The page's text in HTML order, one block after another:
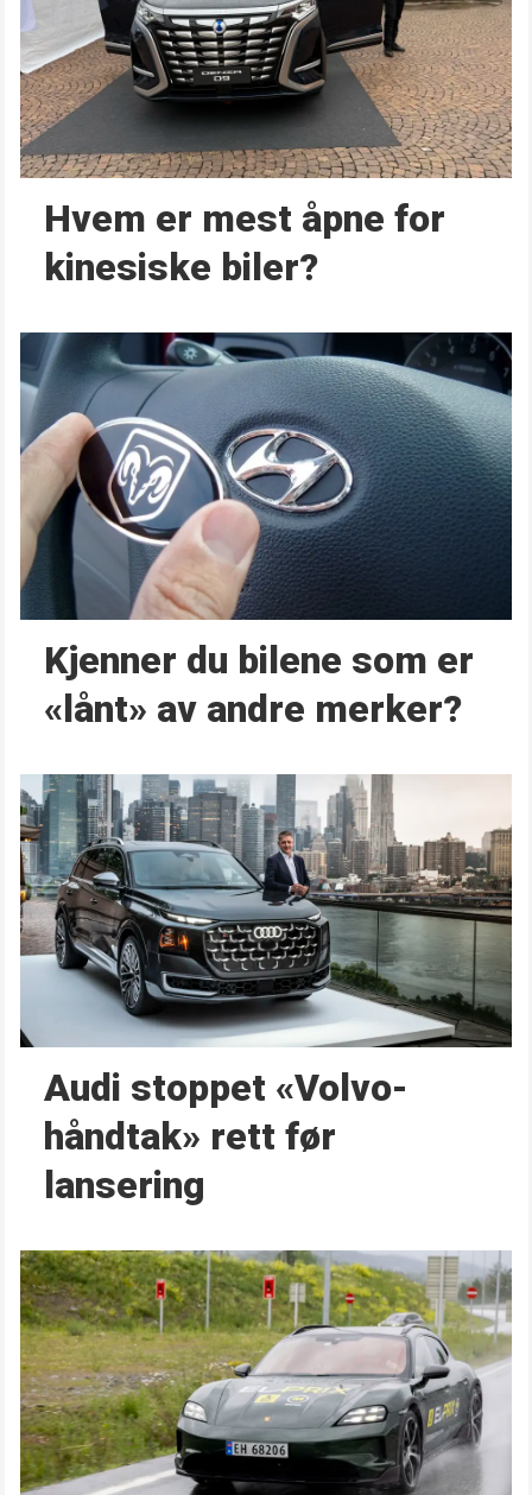
Hvem er mest åpne for
kinesiske biler?
Kjenner du bilene som er
«lånt» av andre merker?
Audi stoppet «Volvo-
håndtak» rett før
lansering